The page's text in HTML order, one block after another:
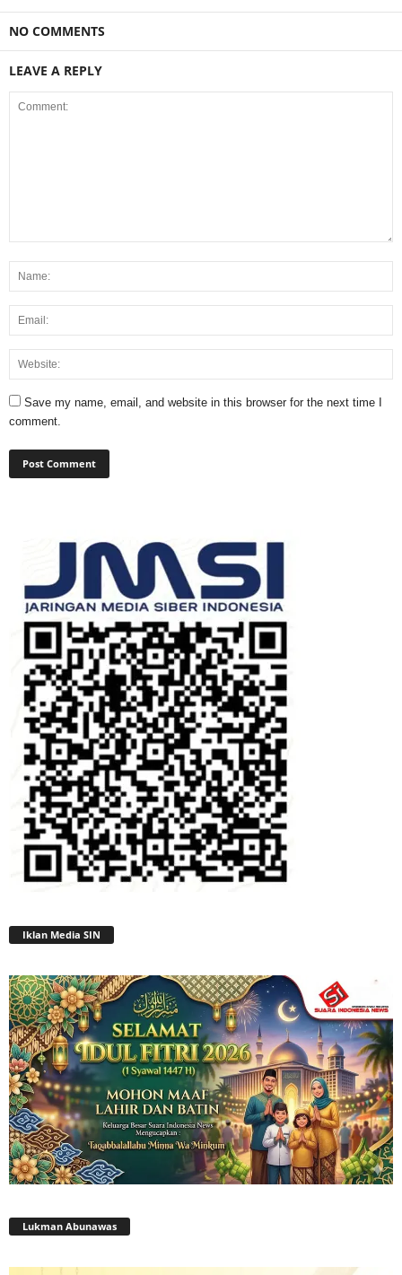
NO COMMENTS
LEAVE A REPLY
Save my name, email, and website in this browser for the next time I
comment.
Iklan Media SIN
Lukman Abunawas